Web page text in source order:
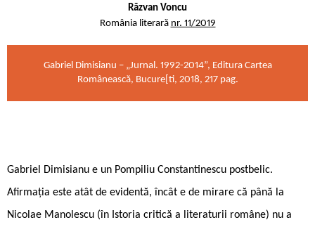
Răzvan Voncu
România literară nr. 11/2019
Gabriel Dimisianu – „Jurnal. 1992-2014”, Editura Cartea
Românească, Bucure[ti, 2018, 217 pag.
Gabriel Dimisianu e un Pompiliu Constantinescu postbelic.
Afirmația este atât de evidentă, încât e de mirare că până la
Nicolae Manolescu (în Istoria critică a literaturii române) nu a